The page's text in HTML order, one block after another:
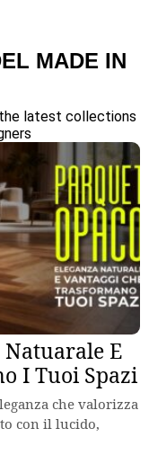
MADE IN
latest collections
Natuarale E
I Tuoi Spazi
che valorizza
con il lucido,